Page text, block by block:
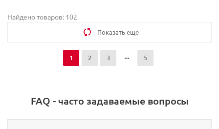
Найдено товаров: 102
Показать еще
1 2 3 5
FAQ - часто задаваемые вопросы